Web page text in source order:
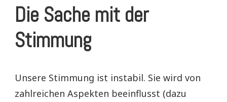
Die Sache mit der
Stimmung
Unsere Stimmung ist instabil. Sie wird von
zahlreichen Aspekten beeinflusst (dazu